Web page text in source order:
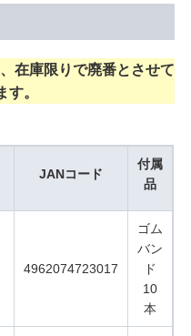
在庫限りで廃番とさせて
す。
JANコード
付属
品
4962074723017
ゴム
バン
ド
10
本